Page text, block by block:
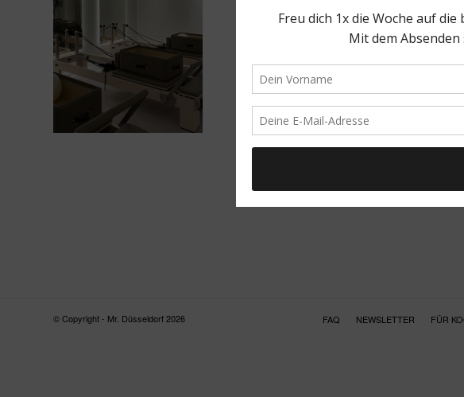
© Copyright - Mr. Düsseldorf 2026 FAQ NEWSLETTER FÜR